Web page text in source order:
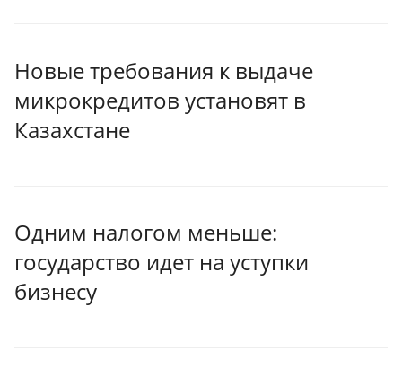
Новые требования к выдаче
микрокредитов установят в
Казахстане
Одним налогом меньше:
государство идет на уступки
бизнесу